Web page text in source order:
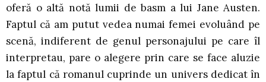
oferă o altă notă lumii de basm a lui Jane Austen.
Faptul că am putut vedea numai femei evoluând pe
scenă, indiferent de genul personajului pe care îl
interpretau, pare o alegere prin care se face aluzie
la faptul că romanul cuprinde un univers dedicat în